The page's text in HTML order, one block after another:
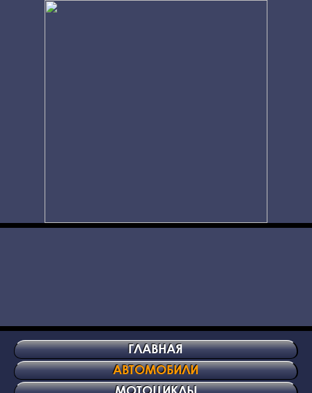
ГЛАВНАЯ
АВТОМОБИЛИ